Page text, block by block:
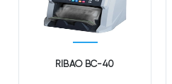
RIBAO BC-40